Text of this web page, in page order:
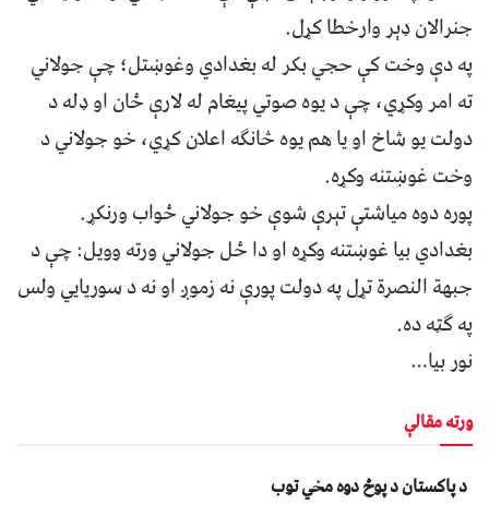
جنرالان ډېر وارخطا کړل.
په دې وخت کې حجي بکر له بغدادي وغوښتل؛ چې جولاني
ته امر وکړي، چې د یوه صوتي پیغام له لارې ځان او ډله د
دولت یو شاخ او یا هم یوه څانګه اعلان کړي، خو جولاني د
وخت غوښتنه وکړه.
پوره دوه میاشتې تېرې شوې خو جولاني ځواب ورنکړ.
بغدادي بیا غوښتنه وکړه او دا ځل جولاني ورته وویل: چې د
جبهة النصرة تړل په دولت پورې نه زموږ او نه د سوریایي ولس
په ګټه ده.
نور بیا…
ورته مقالې
د پاکستان د پوځ دوه مخي توب